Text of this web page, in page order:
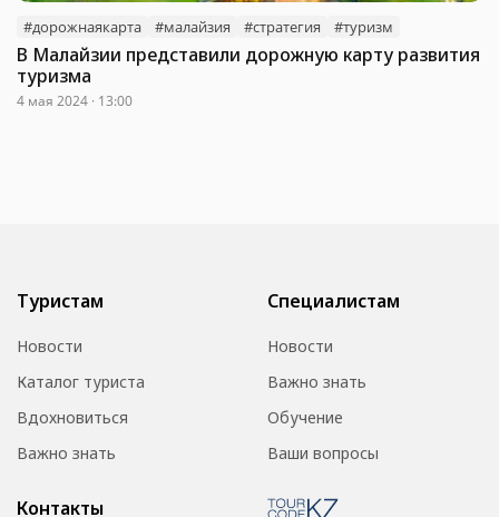
#дорожнаякарта #малайзия #стратегия #туризм
В Малайзии представили дорожную карту развития
туризма
4 мая 2024 · 13:00
Туристам
Новости
Каталог туриста
Вдохновиться
Важно знать
Специалистам
Новости
Важно знать
Обучение
Ваши вопросы
Контакты